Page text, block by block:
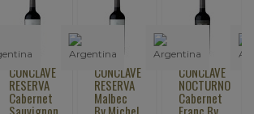
CONCLAVE
RESERVA
Cabernet
Sauvignon
CONCLAVE
RESERVA
Malbec
By Michel
CONCLAVE
NOCTURNO
Cabernet
Franc By